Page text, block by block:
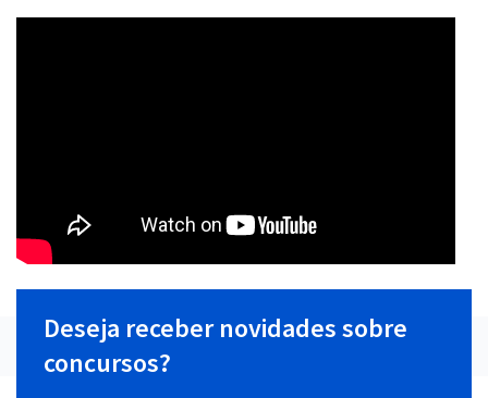
Deseja receber novidades sobre
concursos?